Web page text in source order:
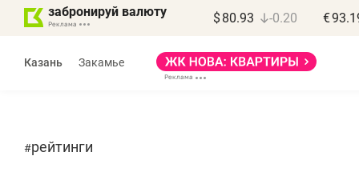
забронируй валюту $ 80.93 -0.20 €
Казань Закамье
#рейтинги